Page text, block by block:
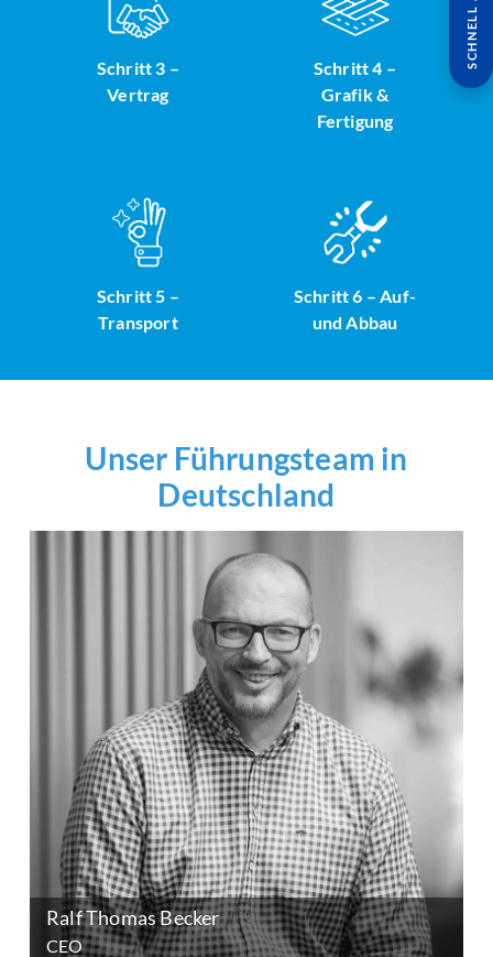
Schritt 3 –
Vertrag
Schritt 4 –
Grafik &
Fertigung
Schritt 5 –
Transport
Schritt 6 – Auf-
und Abbau
Unser Führungsteam in
Deutschland
Ralf Thomas Becker
CEO